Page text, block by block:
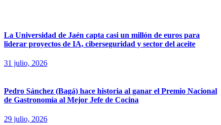
La Universidad de Jaén capta casi un millón de euros para
liderar proyectos de IA, ciberseguridad y sector del aceite
31 julio, 2026
Pedro Sánchez (Bagá) hace historia al ganar el Premio Nacional
de Gastronomía al Mejor Jefe de Cocina
29 julio, 2026